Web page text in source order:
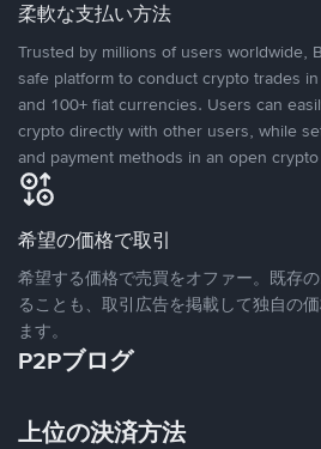
柔軟な支払い方法
Trusted by millions of users worldwide,
safe platform to conduct crypto trades
and 100+ fiat currencies. Users can
crypto directly with other users, while
and payment methods in an open
希望の価格で取引
希望する価格で売買をオファー。既存
ることも、取引広告を掲載して独自の
ます。
P2Pブログ
上位の決済方法